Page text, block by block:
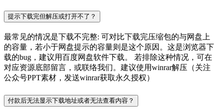
提示下载完但解压或打开不了？
最常见的情况是下载不完整: 可对比下载完压缩包的与网盘上
的容量，若小于网盘提示的容量则是这个原因。这是浏览器下
载的bug，建议用百度网盘软件下载。 若排除这种情况，可在
对应资源底部留言，或联络我们。建议使用winrar解压（关注
公众号PPT素材，发送winrar获取永久授权）
付款后无法显示下载地址或者无法查看内容？